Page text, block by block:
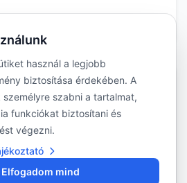
használ a legjobb
biztosítása érdekében. A
szabni a tartalmat,
funkciókat biztosítani és
végezni.
Elfogadom mind